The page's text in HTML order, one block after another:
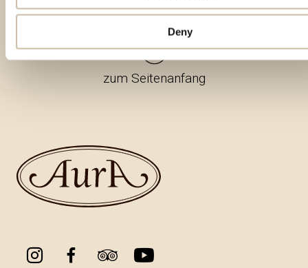
Deny
zum Seitenanfang